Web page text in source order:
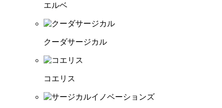
エルベ
クーダサージカル
コエリス